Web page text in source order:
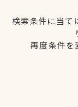
検索条件に当て
再度条件を